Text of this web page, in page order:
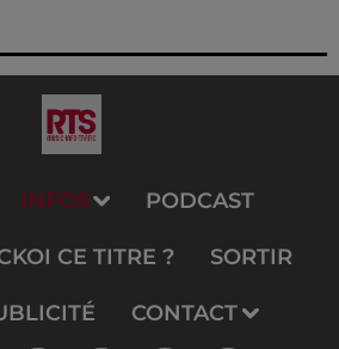
INFOS PODCAST
CE TITRE ? SORTIR
CONTACT